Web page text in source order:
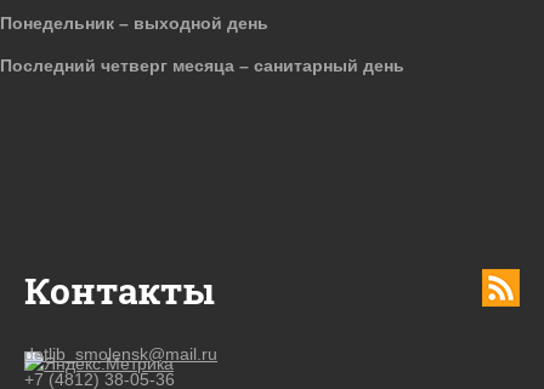
Контакты
detlib_smolensk@mail.ru
+7 (4812) 38-05-36
Понедельник – выходной день
Последний четверг месяца – санитарный день